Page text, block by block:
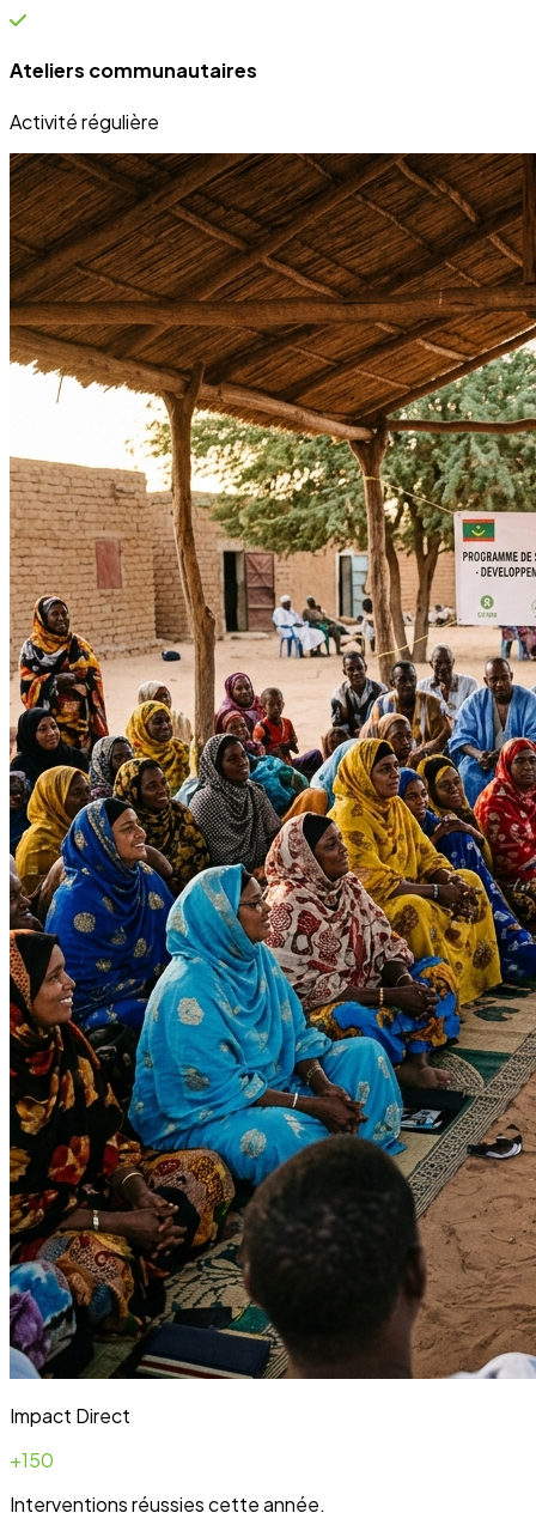
Bénéficiaires directs de nos projets sur le terrain.
Engagement
100%
Transparence et dévouement pour chaque initiative.
Expertise
50+
Experts mobilisés pour le développement local.
Nos Réalisations
Projets qui transforment des vies
Tous les projets
Développent
Ateliers communautaires
Lire la suite